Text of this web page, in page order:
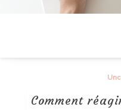
Comment